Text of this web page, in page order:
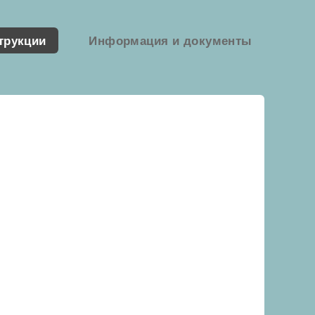
Информация и документы